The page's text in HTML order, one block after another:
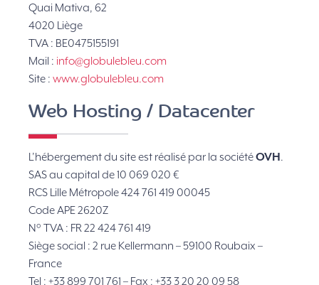
Quai Mativa, 62
4020 Liège
TVA : BE0475155191
Mail : info@globulebleu.com
Site : www.globulebleu.com
Web Hosting / Datacenter
L’hébergement du site est réalisé par la sociétéOVH.
SAS au capital de 10 069 020 €
RCS Lille Métropole 424 761 419 00045
Code APE 2620Z
N° TVA : FR 22 424 761 419
Siège social : 2 rue Kellermann – 59100 Roubaix –
France
Tel : +33 899 701 761 – Fax : +33 3 20 20 09 58